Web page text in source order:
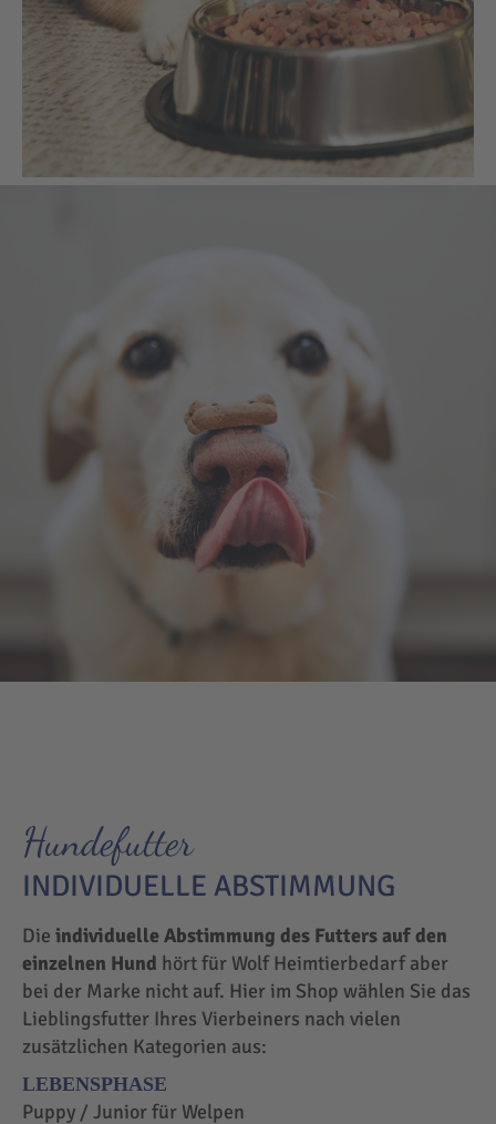
Hundefutter
INDIVIDUELLE ABSTIMMUNG
Die individuelle Abstimmung des Futters auf den
einzelnen Hund hört für Wolf Heimtierbedarf aber
bei der Marke nicht auf. Hier im Shop wählen Sie das
Lieblingsfutter Ihres Vierbeiners nach vielen
zusätzlichen Kategorien aus:
LEBENSPHASE
Puppy / Junior für Welpen